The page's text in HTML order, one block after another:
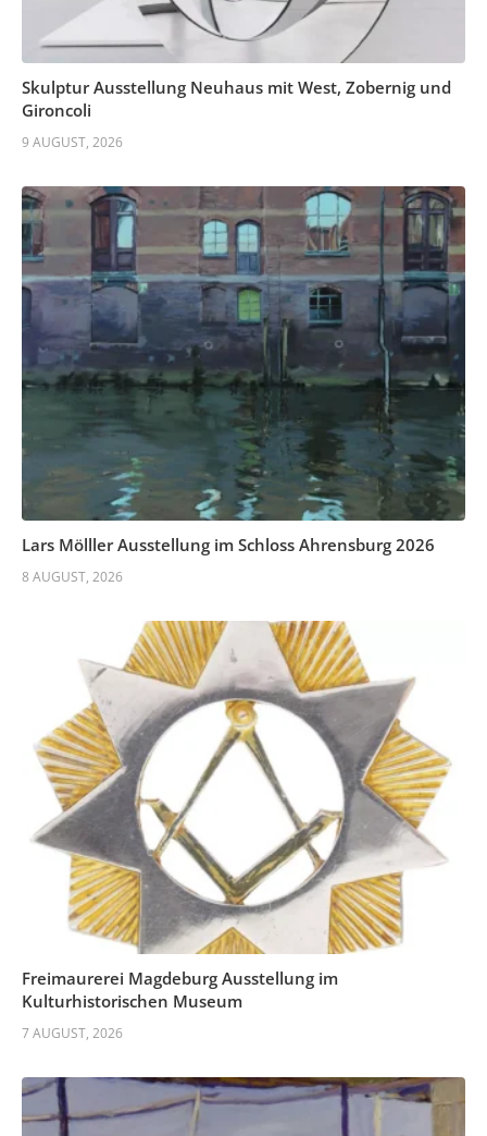
Skulptur Ausstellung Neuhaus mit West, Zobernig und
Gironcoli
9 AUGUST, 2026
Lars Mölller Ausstellung im Schloss Ahrensburg 2026
8 AUGUST, 2026
Freimaurerei Magdeburg Ausstellung im
Kulturhistorischen Museum
7 AUGUST, 2026